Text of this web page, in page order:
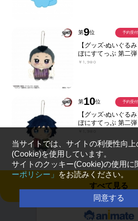
第9位
【グッズ-ぬいぐる
ぽにすてっぷ 第二
￥1,980
予約受
第10位
【グッズ-ぬいぐる
ぽにすてっぷ 第二
予約受
すべて見る
当サイトでは、サイトの利便性向
(Cookie)を使用しています。
サイトのクッキー(Cookie)の使用に
ーポリシー」
をお読みください。
同意する